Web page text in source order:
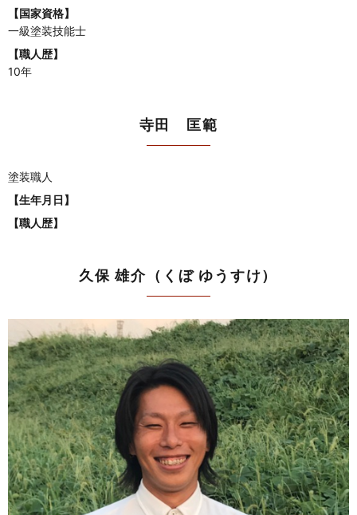
【国家資格】
一級塗装技能士
【職人歴】
10年
寺田 匡範
塗装職人
【生年月日】
【職人歴】
久保 雄介（くぼ ゆうすけ）